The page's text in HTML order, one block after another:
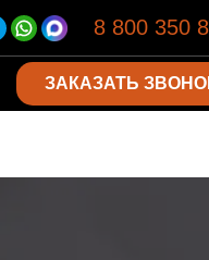
8 800 350
ЗАКАЗАТЬ